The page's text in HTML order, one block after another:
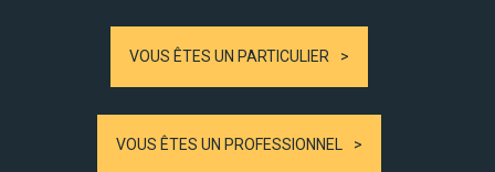
VOUS ÊTES UN PARTICULIER
VOUS ÊTES UN PROFESSIONNEL